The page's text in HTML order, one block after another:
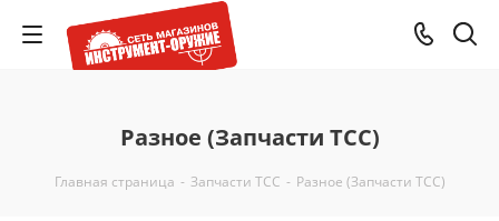
Разное (Запчасти ТСС)
Главная страница - Запчасти ТСС - Разное (Запчасти ТСС)